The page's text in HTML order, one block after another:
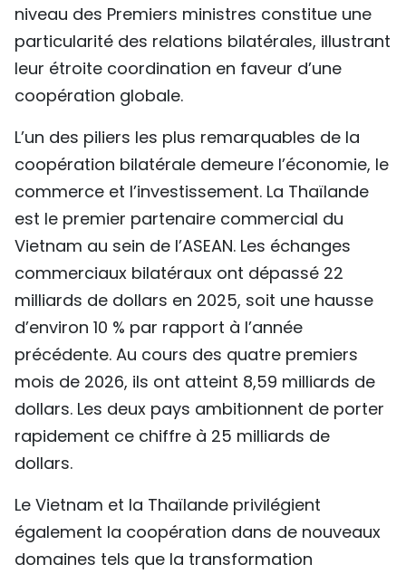
niveau des Premiers ministres constitue une
particularité des relations bilatérales, illustrant
leur étroite coordination en faveur d’une
coopération globale.
L’un des piliers les plus remarquables de la
coopération bilatérale demeure l’économie, le
commerce et l’investissement. La Thaïlande
est le premier partenaire commercial du
Vietnam au sein de l’ASEAN. Les échanges
commerciaux bilatéraux ont dépassé 22
milliards de dollars en 2025, soit une hausse
d’environ 10 % par rapport à l’année
précédente. Au cours des quatre premiers
mois de 2026, ils ont atteint 8,59 milliards de
dollars. Les deux pays ambitionnent de porter
rapidement ce chiffre à 25 milliards de
dollars.
Le Vietnam et la Thaïlande privilégient
également la coopération dans de nouveaux
domaines tels que la transformation